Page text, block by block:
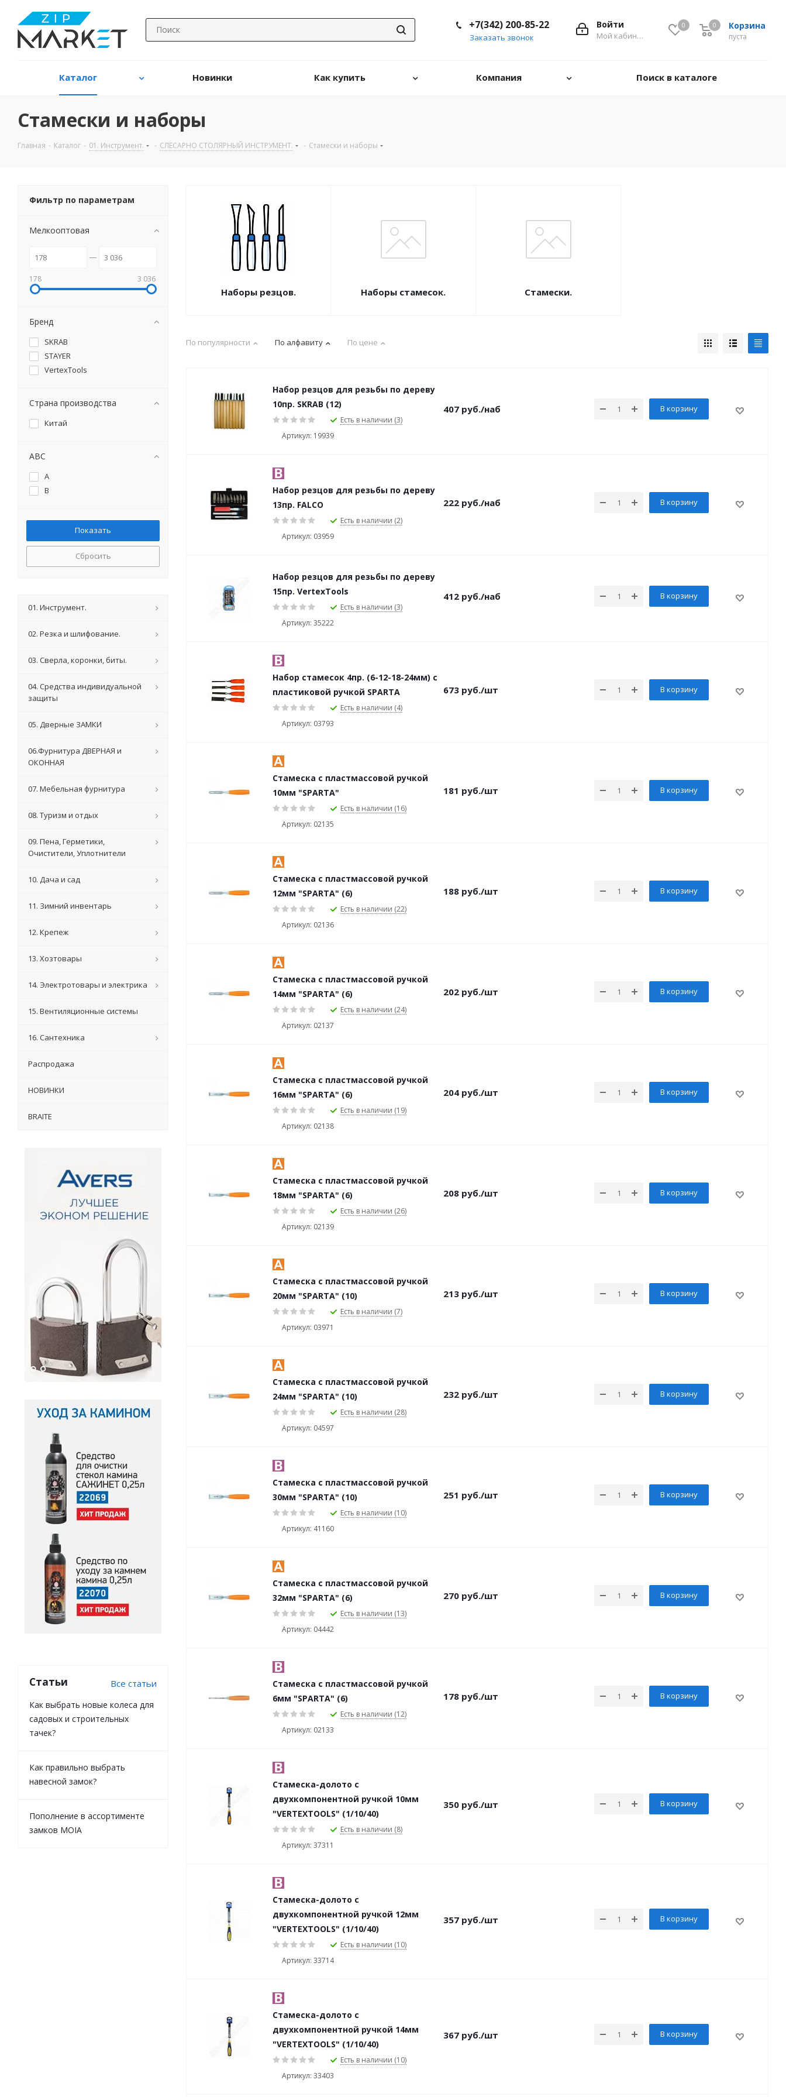
0 Корзина
0
пуста
0
Войти
Мой кабинет
+7(342) 200-85-22
Заказать звонок
Каталог Новинки Как купить Компания Поиск в каталоге
Стамески и наборы
Главная - Каталог - 01. Инструмент. - CЛЕСАРНО СТОЛЯРНЫЙ ИНСТРУМЕНТ. - Стамески и наборы
Наборы резцов. Наборы стамесок. Стамески.
По популярности По алфавиту По цене
Набор резцов для резьбы по дереву
10пр. SKRAB (12)
Есть в наличии (3)
Артикул: 19939
407 руб./наб В корзину
Набор резцов для резьбы по дереву
13пр. FALCO
Есть в наличии (2)
Артикул: 03959
222 руб./наб В корзину
Набор резцов для резьбы по дереву
15пр. VertexTools
Есть в наличии (3)
Артикул: 35222
412 руб./наб В корзину
Набор стамесок 4пр. (6-12-18-24мм) с
пластиковой ручкой SPARTA
Есть в наличии (4)
Артикул: 03793
673 руб./шт В корзину
Стамеска с пластмассовой ручкой
10мм "SPARTA"
Есть в наличии (16)
Артикул: 02135
181 руб./шт В корзину
Стамеска с пластмассовой ручкой
12мм "SPARTA" (6)
Есть в наличии (22)
Артикул: 02136
188 руб./шт В корзину
Стамеска с пластмассовой ручкой
14мм "SPARTA" (6)
Есть в наличии (24)
Артикул: 02137
202 руб./шт В корзину
Стамеска с пластмассовой ручкой
16мм "SPARTA" (6)
Есть в наличии (19)
Артикул: 02138
204 руб./шт В корзину
Стамеска с пластмассовой ручкой
18мм "SPARTA" (6)
Есть в наличии (26)
Артикул: 02139
208 руб./шт В корзину
Стамеска с пластмассовой ручкой
20мм "SPARTA" (10)
Есть в наличии (7)
Артикул: 03971
213 руб./шт В корзину
Стамеска с пластмассовой ручкой
24мм "SPARTA" (10)
Есть в наличии (28)
Артикул: 04597
232 руб./шт В корзину
Стамеска с пластмассовой ручкой
30мм "SPARTA" (10)
Есть в наличии (10)
Артикул: 41160
251 руб./шт В корзину
Стамеска с пластмассовой ручкой
32мм "SPARTA" (6)
Есть в наличии (13)
Артикул: 04442
270 руб./шт В корзину
Стамеска с пластмассовой ручкой
6мм "SPARTA" (6)
Есть в наличии (12)
Артикул: 02133
178 руб./шт В корзину
Стамеска-долото с
двухкомпонентной ручкой 10мм
"VERTEXTOOLS" (1/10/40)
Есть в наличии (8)
Артикул: 37311
350 руб./шт В корзину
Стамеска-долото с
двухкомпонентной ручкой 12мм
"VERTEXTOOLS" (1/10/40)
Есть в наличии (10)
Артикул: 33714
357 руб./шт В корзину
Стамеска-долото с
двухкомпонентной ручкой 14мм
"VERTEXTOOLS" (1/10/40)
Есть в наличии (10)
Артикул: 33403
367 руб./шт В корзину
Фильтр по параметрам
Мелкооптовая
178 3 036
Бренд
SKRAB
STAYER
VertexTools
Страна производства
Китай
ABC
A
B
Сбросить
01. Инструмент.
02. Резка и шлифование.
03. Сверла, коронки, биты.
04. Средства индивидуальной
защиты
05. Дверные ЗАМКИ
06.Фурнитура ДВЕРНАЯ и
ОКОННАЯ
07. Мебельная фурнитура
08. Туризм и отдых
09. Пена, Герметики,
Очистители, Уплотнители
10. Дача и сад
11. Зимний инвентарь
12. Крепеж
13. Хозтовары
14. Электротовары и электрика
15. Вентиляционные системы
16. Сантехника
Распродажа
НОВИНКИ
BRAITE
Статьи Все статьи
Как выбрать новые колеса для
садовых и строительных
тачек?
Как правильно выбрать
навесной замок?
Пополнение в ассортименте
замков MOIA